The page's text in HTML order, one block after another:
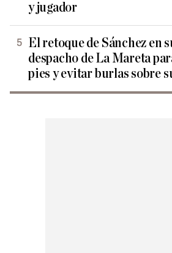
y jugador
El retoque de Sánchez en
despacho de La Mareta
pies y evitar burlas sobre